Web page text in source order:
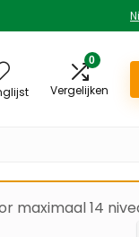
0
Vergelijken
maximaal 14